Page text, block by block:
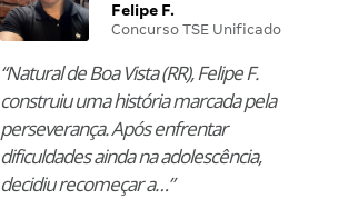
Felipe F.
Concurso TSE Unificado
“Natural de Boa Vista (RR), Felipe F.
construiu uma história marcada pela
perseverança. Após enfrentar
dificuldades ainda na adolescência,
decidiu recomeçar a…”